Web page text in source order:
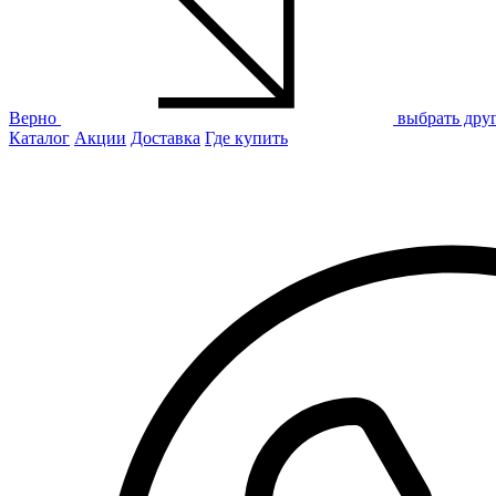
Верно
выбрать
Каталог Акции Доставка Где купить